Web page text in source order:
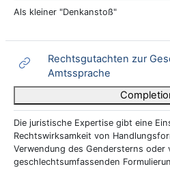
Als kleiner "Denkanstoß"
Rechtsgutachten zur
Amtssprache
Die juristische Expertise gibt eine
Rechtswirksamkeit von
Verwendung des Gendersterns oder
geschlechtsumfassenden